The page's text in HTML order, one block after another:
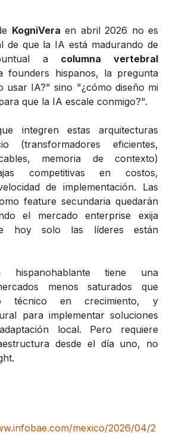
KogniVera en abril 2026 no es
de que la IA está madurando de
a columna vertebral
founders hispanos, la pregunta
usar IA?" sino "¿cómo diseño mi
que la IA escale conmigo?".
integren estas arquitecturas
(transformadores eficientes,
memoria de contexto)
competitivas en costos,
de implementación. Las
feature secundaria quedarán
el mercado enterprise exija
hoy solo las líderes están
hispanohablante tiene una
menos saturados que
técnico en crecimiento, y
para implementar soluciones
local. Pero requiere
desde el día uno, no
mexico/2026/04/2